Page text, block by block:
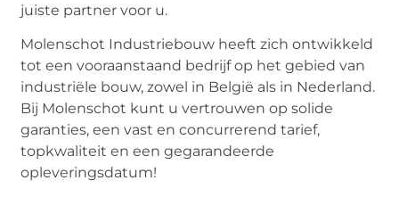
juiste partner voor u.
Molenschot Industriebouw heeft zich ontwikkeld
tot een vooraanstaand bedrijf op het gebied van
industriële bouw, zowel in België als in Nederland.
Bij Molenschot kunt u vertrouwen op solide
garanties, een vast en concurrerend tarief,
topkwaliteit en een gegarandeerde
opleveringsdatum!